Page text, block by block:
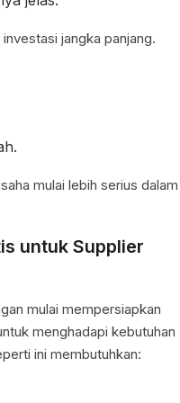
jangka panjang.
mulai lebih serius dalam
untuk Supplier
mulai mempersiapkan
menghadapi kebutuhan
ini membutuhkan: